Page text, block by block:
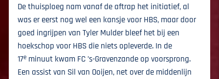
De thuisploeg nam vanaf de aftrap het initiatief, al
was er eerst nog wel een kansje voor HBS, maar door
goed ingrijpen van Tyler Mulder bleef het bij een
hoekschop voor HBS die niets opleverde. In de
17e minuut kwam FC ’s-Gravenzande op voorsprong.
Een assist van Sil van Ooijen, net over de middenlijn